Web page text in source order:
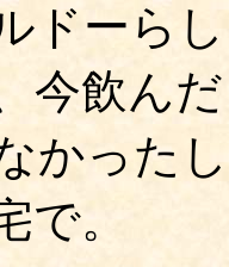
ドーら
今飲ん
かった
で。